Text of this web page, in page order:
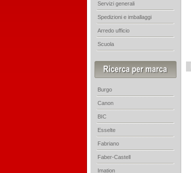
Servizi generali
Spedizioni e imballaggi
Arredo ufficio
Scuola
Burgo
Canon
BIC
Esselte
Fabriano
Faber-Castell
Imation